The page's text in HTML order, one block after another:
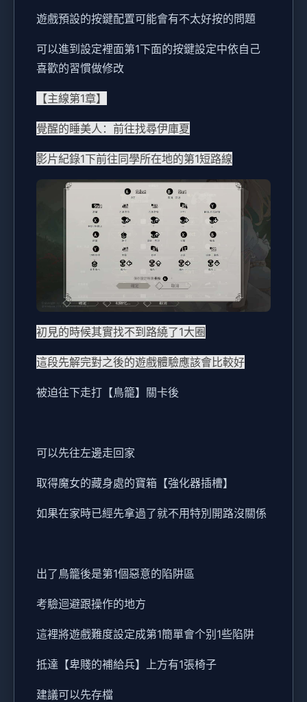
遊戲預設的按鍵配置可能會有不太好按的問題
可以進到設定裡面第1下面的按鍵設定中依自己
喜歡的習慣做修改
【主線第1章】
覺醒的睡美人：前往找尋伊庫夏
影片紀錄1下前往同學所在地的第1短路線
初見的時候其實找不到路繞了1大圈
這段先解完對之後的遊戲體驗應該會比較好
被迫往下走打【鳥籠】關卡後
可以先往左邊走回家
取得魔女的藏身處的寶箱【強化器插槽】
如果在家時已經先拿過了就不用特別開路沒關係
出了鳥籠後是第1個惡意的陷阱區
考驗迴避跟操作的地方
這裡將遊戲難度設定成第1簡單會个别1些陷阱
抵達【卑賤的補給兵】上方有1張椅子
建議可以先存檔